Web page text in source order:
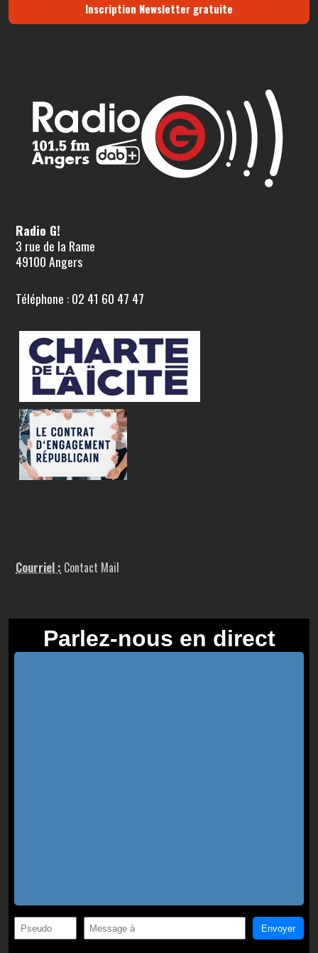
Inscription Newsletter gratuite
Radio G!
3 rue de la Rame
49100 Angers
Téléphone : 02 41 60 47 47
Courriel : Contact Mail